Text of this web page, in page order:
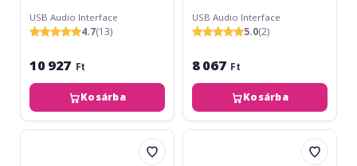
USB Audio Interface
4.7(13)
10 927 Ft
Kosárba
USB Audio Interface
5.0(2)
8 067 Ft
Kosárba
Behringer
ESI